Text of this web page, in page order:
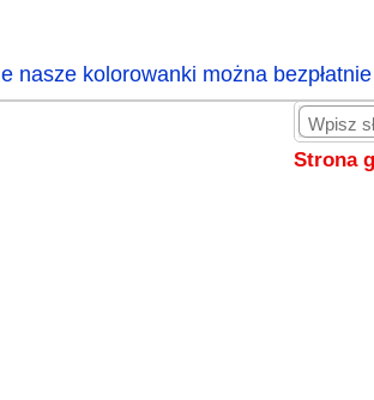
nasze kolorowanki można
Strona